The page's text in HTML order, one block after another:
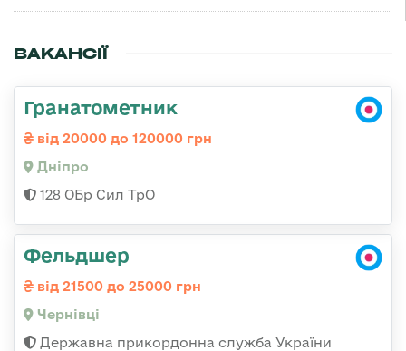
ВАКАНСІЇ
Гранатометник
від 20000 до 120000 грн
Дніпро
128 ОБр Сил ТрО
Фельдшер
від 21500 до 25000 грн
Чернівці
Державна прикордонна служба України